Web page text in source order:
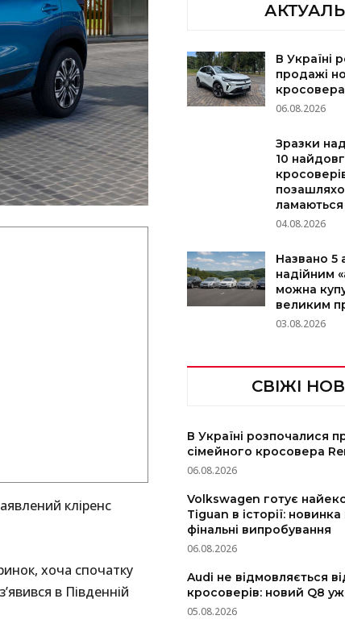
кліренс
хоча спочатку
в Південній
В Україні
продажі
06.08.2026
Зразки
10
04.08.2026
Названо 5
надійним
можна
великим
03.08.2026
СВІЖІ
В Україні розпочалися
сімейного кросовера
06.08.2026
Volkswagen готує
Tiguan в історії:
фінальні випробування
06.08.2026
Audi не відмовляється
кросоверів: новий Q8
05.08.2026